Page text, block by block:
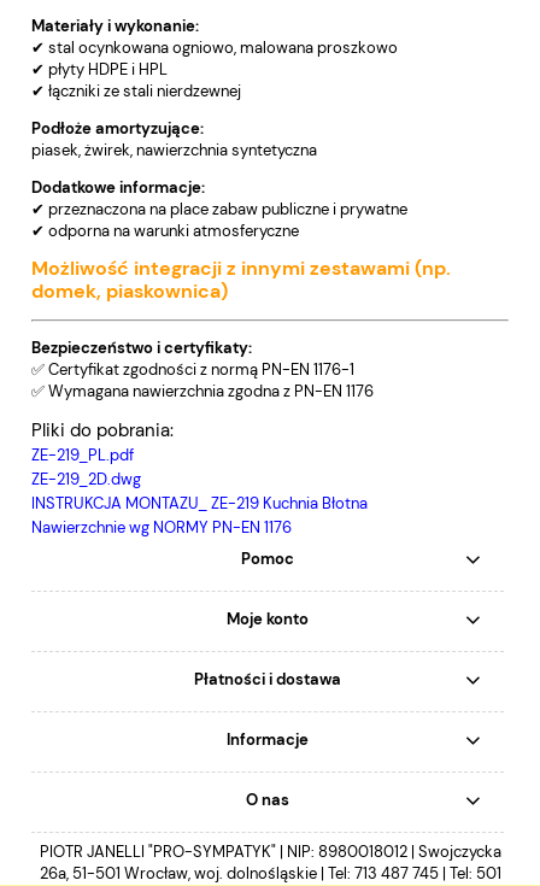
Materiały i wykonanie:
✔ stal ocynkowana ogniowo, malowana proszkowo
✔ płyty HDPE i HPL
✔ łączniki ze stali nierdzewnej
Podłoże amortyzujące:
piasek, żwirek, nawierzchnia syntetyczna
Dodatkowe informacje:
✔ przeznaczona na place zabaw publiczne i prywatne
✔ odporna na warunki atmosferyczne
Możliwość integracji z innymi zestawami (np.
domek, piaskownica)
Bezpieczeństwo i certyfikaty:
✅ Certyfikat zgodności z normą PN-EN 1176-1
✅ Wymagana nawierzchnia zgodna z PN-EN 1176
Pliki do pobrania:
ZE-219_PL.pdf
ZE-219_2D.dwg
INSTRUKCJA MONTAZU_ ZE-219 Kuchnia Błotna
Nawierzchnie wg NORMY PN-EN 1176
Pomoc
Moje konto
Płatności i dostawa
Informacje
O nas
PIOTR JANELLI "PRO-SYMPATYK" | NIP: 8980018012 | Swojczycka
26a, 51-501 Wrocław, woj. dolnośląskie | Tel: 713 487 745| Tel: 501